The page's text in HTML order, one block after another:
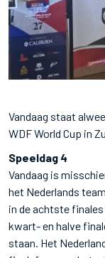
Vandaag staat
WDF World Cup in
Speeldag 4
Vandaag is
het Nederlands
in de achtste
kwart- en halve
staan. Het